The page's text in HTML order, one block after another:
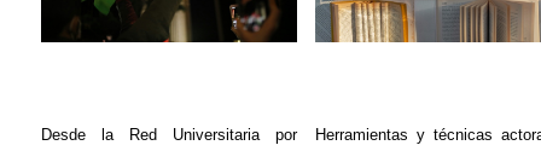
Desde la Red Universitaria por
Herramientas y técnicas